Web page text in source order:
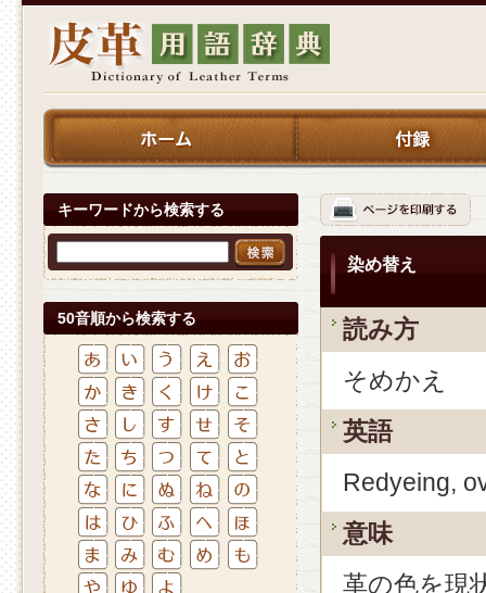
キーワードから検索する
50音順から検索する
染め替え
読み方
そめかえ
英語
Redyeing,
意味
革の色を現